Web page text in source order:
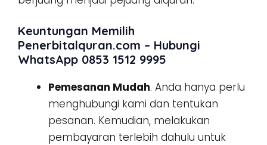
Keuntungan Memilih
Penerbitalquran.com – Hubungi
WhatsApp 0853 1512 9995
Pemesanan Mudah. Anda hanya perlu
menghubungi kami dan tentukan
pesanan. Kemudian, melakukan
pembayaran terlebih dahulu untuk